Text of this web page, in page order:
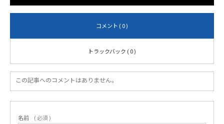
コメント ( 0 )
トラックバック ( 0 )
この記事へのコメントはありません。
名前 ( 必須 )